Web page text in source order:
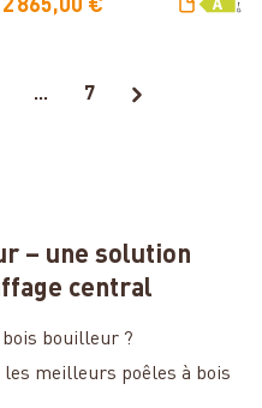
2 865,00 €
... 7
– une solution
central
bouilleur ?
meilleurs poêles à bois